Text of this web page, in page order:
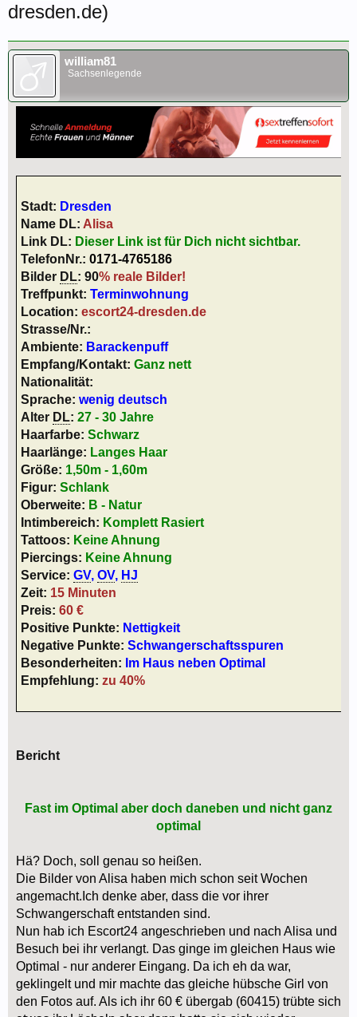
dresden.de)
william81
Sachsenlegende
Stadt: Dresden
Name DL: Alisa
Link DL: Dieser Link ist für Dich nicht sichtbar.
TelefonNr.: 0171-4765186
Bilder DL: 90% reale Bilder!
Treffpunkt: Terminwohnung
Location: escort24-dresden.de
Strasse/Nr.:
Ambiente: Barackenpuff
Empfang/Kontakt: Ganz nett
Nationalität:
Sprache: wenig deutsch
Alter DL: 27 - 30 Jahre
Haarfarbe: Schwarz
Haarlänge: Langes Haar
Größe: 1,50m - 1,60m
Figur: Schlank
Oberweite: B - Natur
Intimbereich: Komplett Rasiert
Tattoos: Keine Ahnung
Piercings: Keine Ahnung
Service: GV, OV, HJ
Zeit: 15 Minuten
Preis: 60 €
Positive Punkte: Nettigkeit
Negative Punkte: Schwangerschaftsspuren
Besonderheiten: Im Haus neben Optimal
Empfehlung: zu 40%
Bericht
Fast im Optimal aber doch daneben und nicht ganz
optimal
Hä? Doch, soll genau so heißen.
Die Bilder von Alisa haben mich schon seit Wochen
angemacht.Ich denke aber, dass die vor ihrer
Schwangerschaft entstanden sind.
Nun hab ich Escort24 angeschrieben und nach Alisa und
Besuch bei ihr verlangt. Das ginge im gleichen Haus wie
Optimal - nur anderer Eingang. Da ich eh da war,
geklingelt und mir machte das gleiche hübsche Girl von
den Fotos auf. Als ich ihr 60 € übergab (60415) trübte sich